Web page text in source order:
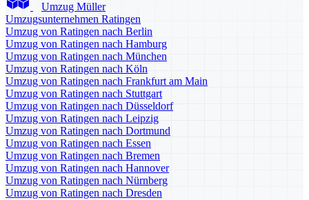
Umzug Müller
Umzugsunternehmen Ratingen
Umzug von Ratingen nach Berlin
Umzug von Ratingen nach Hamburg
Umzug von Ratingen nach München
Umzug von Ratingen nach Köln
Umzug von Ratingen nach Frankfurt am Main
Umzug von Ratingen nach Stuttgart
Umzug von Ratingen nach Düsseldorf
Umzug von Ratingen nach Leipzig
Umzug von Ratingen nach Dortmund
Umzug von Ratingen nach Essen
Umzug von Ratingen nach Bremen
Umzug von Ratingen nach Hannover
Umzug von Ratingen nach Nürnberg
Umzug von Ratingen nach Dresden